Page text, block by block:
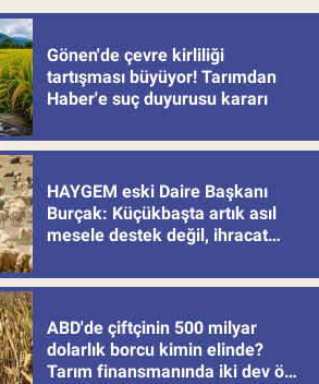
Gönen'de çevre kirliliği
tartışması büyüyor! Tarımdan
Haber'e suç duyurusu kararı
HAYGEM eski Daire Başkanı
Burçak: Küçükbaşta artık asıl
mesele destek değil, ihracat
ABD'de çiftçinin 500 milyar
dolarlık borcu kimin elinde?
Tarım finansmanında iki dev öne